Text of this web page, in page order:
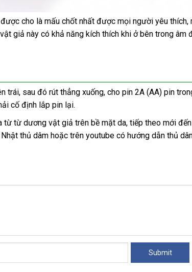
showroom
được cho là mấu chốt nhất xách
tay
được có
nên
mọi người yêu thích,
giả này có khả năng kích thích khi ở bên trong âm
tráitiki
, nổi
tiếng
sau đó rút thẳng xuốngÚc
, cho pin 2A (AA) pin
cố định lắp pin lại.
từ từ dương vật giả trên bề mặt dafacebook
, Úc
tiếp theo mới
thủ dâm phụ
hoặc trên youtube có hướng dẫn thủ